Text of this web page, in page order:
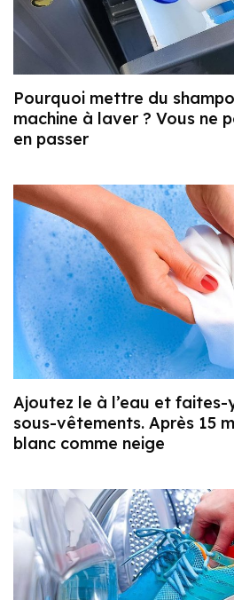
Pourquoi mettre du
machine à laver ? Vous ne
en passer
Ajoutez le à l’eau et
sous-vêtements. Après 15
blanc comme neige